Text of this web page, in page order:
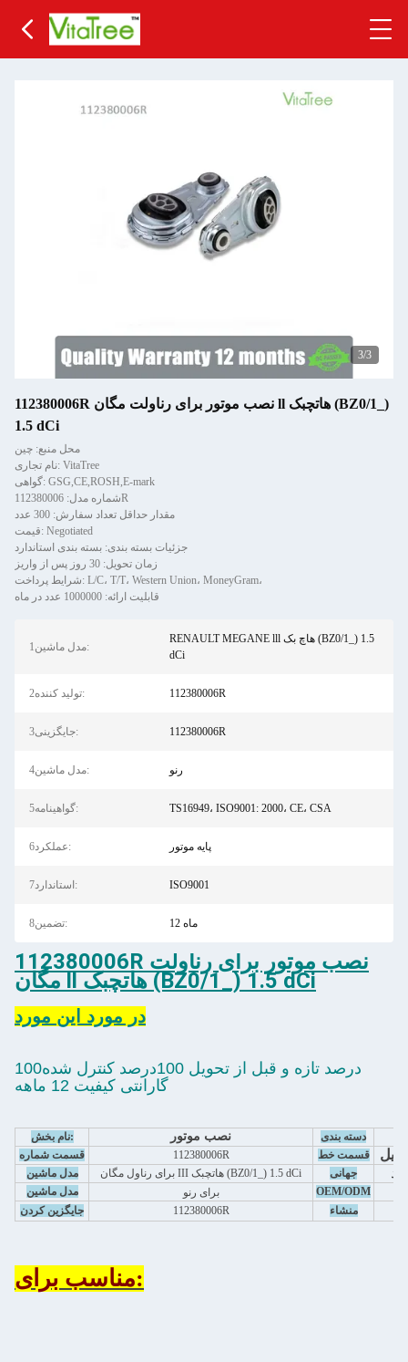
3/3
112380006R نصب موتور برای رناولت مگان ll هاتچبک (BZ0/1_)
1.5 dCi
محل منبع: چین
نام تجاری: VitaTree
گواهی: GSG,CE,ROSH,E-mark
شماره مدل: 112380006R
مقدار حداقل تعداد سفارش: 300 عدد
قیمت: Negotiated
جزئیات بسته بندی: بسته بندی استاندارد
زمان تحویل: 30 روز پس از واریز
شرایط پرداخت: L/C، T/T، Western Union، MoneyGram،
قابلیت ارائه: 1000000 عدد در ماه
1مدل ماشین:
RENAULT MEGANE lll هاچ بک (BZ0/1_) 1.5
dCi
2تولید کننده: 112380006R
3جایگزینی: 112380006R
4مدل ماشین: رنو
5گواهینامه: TS16949، ISO9001: 2000، CE، CSA
6عملکرد: پایه موتور
7استاندارد: ISO9001
8تضمین: 12 ماه
112380006R نصب موتور برای رناولت
مگان ll هاتچبک (BZ0/1_) 1.5 dCi
در مورد اين مورد
100درصد تازه و قبل از تحویل 100درصد کنترل شده
گارانتی کیفیت 12 ماهه
نام بخش: نصب موتور
دسته بندی
قسمت شماره
112380006R قسمت خط
مدل ماشین برای رناول مگان III هاتچبک (BZ0/1_) 1.5 dCi جهانی
مدل ماشین برای رنو
OEM/ODM
جایگزین کردن
112380006R منشاء
مناسب برای: